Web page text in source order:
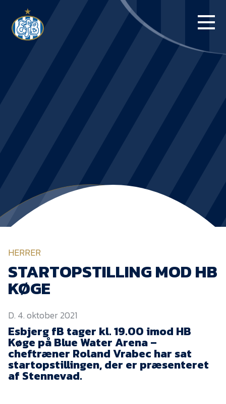
BLUE WATER
NYHEDER
EfB Akademi
Sydvestjysk Fodbold
Samarbejde
Partnere
Blue Water Arena
HERRER
STARTOPSTILLING MOD HB
KØGE
D. 4. oktober 2021
Esbjerg fB tager kl. 19.00 imod HB
Køge på Blue Water Arena –
cheftræner Roland Vrabec har sat
startopstillingen, der er præsenteret
af Stennevad.